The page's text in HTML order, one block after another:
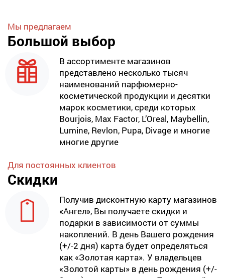
Мы предлагаем
Большой выбор
В ассортименте магазинов
представлено несколько тысяч
наименований парфюмерно-
косметической продукции и десятки
марок косметики, среди которых
Bourjois, Max Factor, L’Oreal, Maybellin,
Lumine, Revlon, Pupa, Divage и многие
многие другие
Для постоянных клиентов
Скидки
Получив дисконтную карту магазинов
«Ангел», Вы получаете скидки и
подарки в зависимости от суммы
накоплений. В день Вашего рождения
(+/-2 дня) карта будет определяться
как «Золотая карта». У владельцев
«Золотой карты» в день рождения (+/-